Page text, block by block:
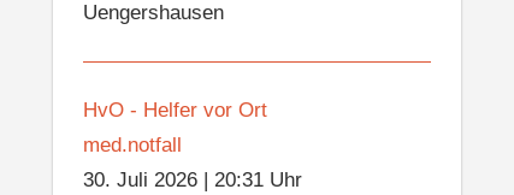
Uengershausen
HvO - Helfer vor Ort
med.notfall
30. Juli 2026 |20:31 Uhr